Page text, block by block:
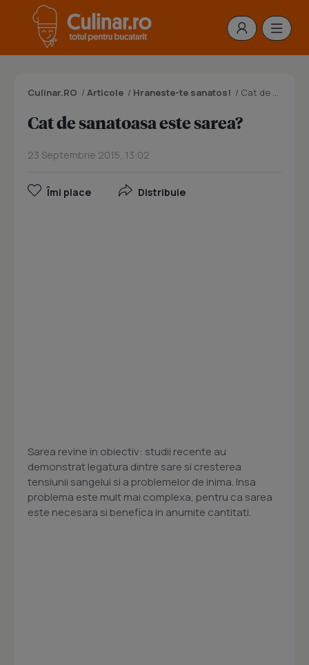
Culinar.RO / Articole / Hraneste-te sanatos! / Cat de sanatoasa este sarea?
Cat de sanatoasa este sarea?
23 Septembrie 2015, 13:02
Îmi place Distribuie
Sarea revine in obiectiv: studii recente au
demonstrat legatura dintre sare si cresterea
tensiunii sangelui si a problemelor de inima. Insa
problema este mult mai complexa, pentru ca sarea
este necesara si benefica in anumite cantitati.